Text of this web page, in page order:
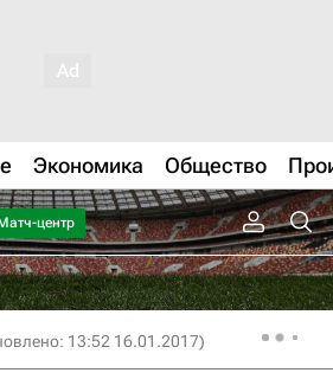
Экономика Общество
центр
13:52 16.01.2017)